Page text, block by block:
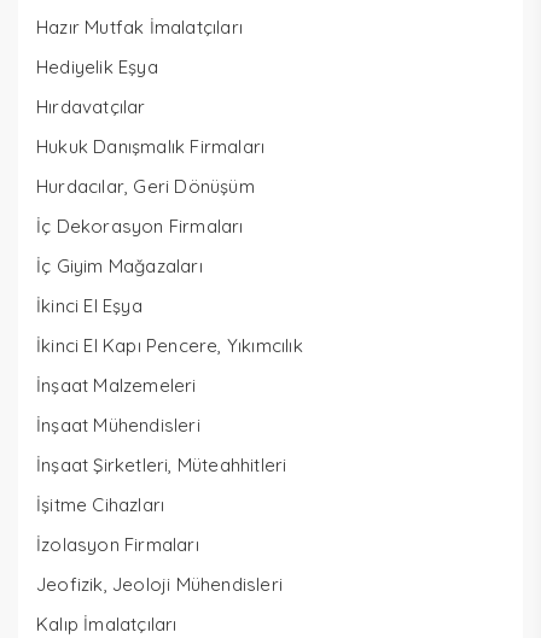
Hazır Mutfak İmalatçıları
Hediyelik Eşya
Hırdavatçılar
Hukuk Danışmalık Firmaları
Hurdacılar, Geri Dönüşüm
İç Dekorasyon Firmaları
İç Giyim Mağazaları
İkinci El Eşya
İkinci El Kapı Pencere, Yıkımcılık
İnşaat Malzemeleri
İnşaat Mühendisleri
İnşaat Şirketleri, Müteahhitleri
İşitme Cihazları
İzolasyon Firmaları
Jeofizik, Jeoloji Mühendisleri
Kalıp İmalatçıları